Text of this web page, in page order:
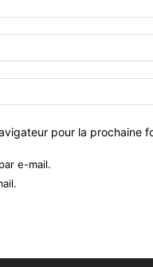
pour la prochaine
e-mail.